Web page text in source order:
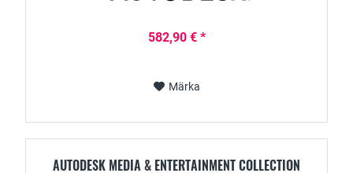
582,90 € *
Märka
AUTODESK MEDIA & ENTERTAINMENT COLLECTION